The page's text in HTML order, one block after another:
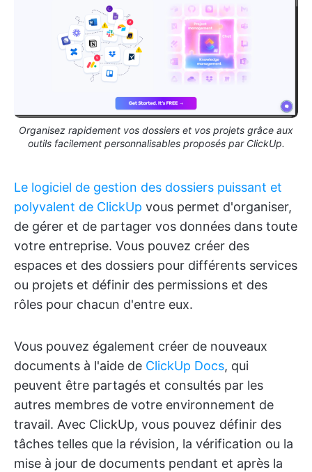
Organisez rapidement vos dossiers et vos projets grâce aux
outils facilement personnalisables proposés par ClickUp.
Le logiciel de gestion des dossiers puissant et
polyvalent de ClickUp vous permet d'organiser,
de gérer et de partager vos données dans toute
votre entreprise. Vous pouvez créer des
espaces et des dossiers pour différents services
ou projets et définir des permissions et des
rôles pour chacun d'entre eux.
Vous pouvez également créer de nouveaux
documents à l'aide de ClickUp Docs, qui
peuvent être partagés et consultés par les
autres membres de votre environnement de
travail. Avec ClickUp, vous pouvez définir des
tâches telles que la révision, la vérification ou la
mise à jour de documents pendant et après la